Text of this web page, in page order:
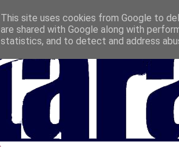
This site uses cookies from Google to
are shared with Google along with
statistics, and to detect and address